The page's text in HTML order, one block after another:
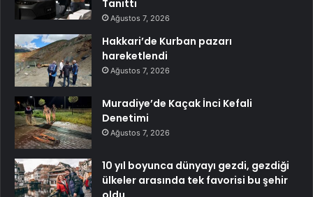
Tanıttı
Ağustos 7, 2026
Hakkari’de Kurban pazarı
hareketlendi
Ağustos 7, 2026
Muradiye’de Kaçak İnci Kefali
Denetimi
Ağustos 7, 2026
10 yıl boyunca dünyayı gezdi, gezdiği
ülkeler arasında tek favorisi bu şehir